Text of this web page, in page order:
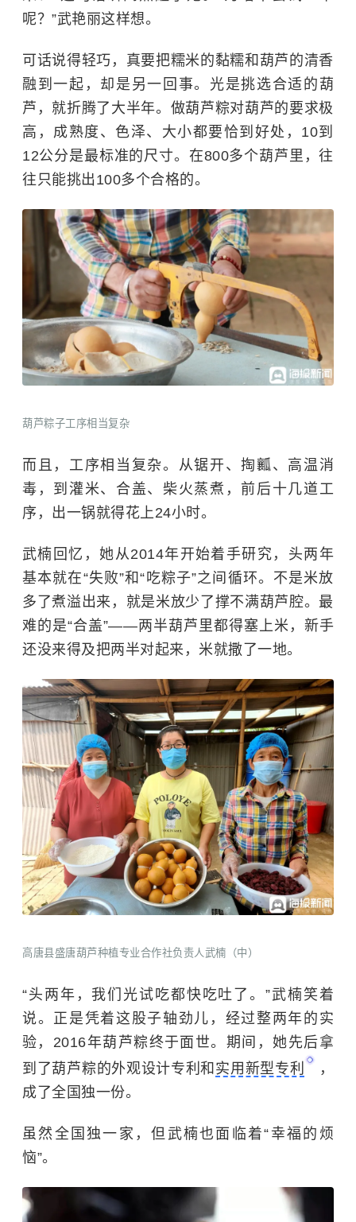
呢？”武艳丽这样想。
可话说得轻巧，真要把糯米的黏糯和葫芦的清香
融到一起，却是另一回事。光是挑选合适的葫
芦，就折腾了大半年。做葫芦粽对葫芦的要求极
高，成熟度、色泽、大小都要恰到好处，10到
12公分是最标准的尺寸。在800多个葫芦里，往
往只能挑出100多个合格的。
葫芦粽子工序相当复杂
而且，工序相当复杂。从锯开、掏瓤、高温消
毒，到灌米、合盖、柴火蒸煮，前后十几道工
序，出一锅就得花上24小时。
武楠回忆，她从2014年开始着手研究，头两年
基本就在“失败”和“吃粽子”之间循环。不是米放
多了煮溢出来，就是米放少了撑不满葫芦腔。最
难的是“合盖”——两半葫芦里都得塞上米，新手
还没来得及把两半对起来，米就撒了一地。
高唐县盛唐葫芦种植专业合作社负责人武楠（中）
“头两年，我们光试吃都快吃吐了。”武楠笑着
说。正是凭着这股子轴劲儿，经过整两年的实
验，2016年葫芦粽终于面世。期间，她先后拿
到了葫芦粽的外观设计专利和 实用新型专利
，
成了全国独一份。
虽然全国独一家，但武楠也面临着“幸福的烦
恼”。